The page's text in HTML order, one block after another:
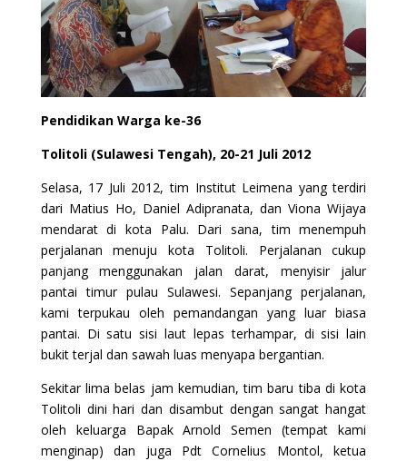
Pendidikan Warga ke-36
Tolitoli (Sulawesi Tengah), 20-21 Juli 2012
Selasa, 17 Juli 2012, tim Institut Leimena yang terdiri
dari Matius Ho, Daniel Adipranata, dan Viona Wijaya
mendarat di kota Palu. Dari sana, tim menempuh
perjalanan menuju kota Tolitoli. Perjalanan cukup
panjang menggunakan jalan darat, menyisir jalur
pantai timur pulau Sulawesi. Sepanjang perjalanan,
kami terpukau oleh pemandangan yang luar biasa
pantai. Di satu sisi laut lepas terhampar, di sisi lain
bukit terjal dan sawah luas menyapa bergantian.
Sekitar lima belas jam kemudian, tim baru tiba di kota
Tolitoli dini hari dan disambut dengan sangat hangat
oleh keluarga Bapak Arnold Semen (tempat kami
menginap) dan juga Pdt Cornelius Montol, ketua